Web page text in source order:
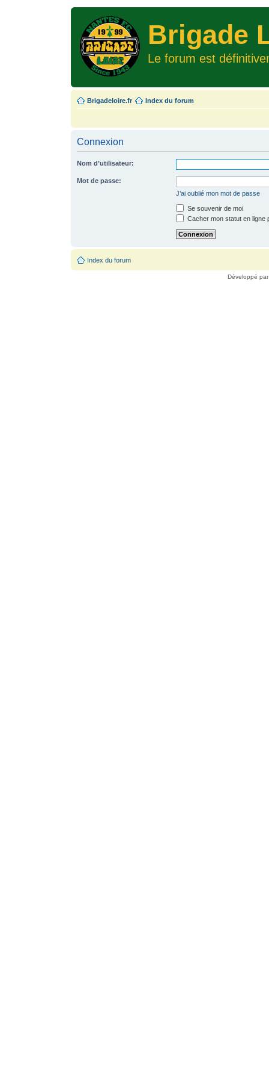
Brigade
Le forum est
Brigadeloire.fr Index du forum
Connexion
Nom d’utilisateur:
Mot de passe:
J’ai oublié mon mot de passe
Se souvenir de moi
Cacher mon statut en ligne
Index du forum
Développé